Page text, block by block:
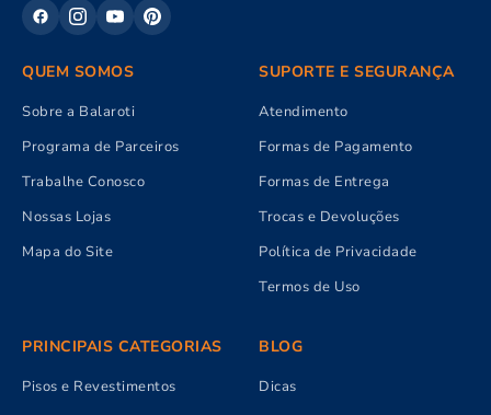
QUEM SOMOS
Sobre a Balaroti
Programa de Parceiros
Trabalhe Conosco
Nossas Lojas
Mapa do Site
SUPORTE E SEGURANÇA
Atendimento
Formas de Pagamento
Formas de Entrega
Trocas e Devoluções
Política de Privacidade
Termos de Uso
PRINCIPAIS CATEGORIAS
Pisos e Revestimentos
BLOG
Dicas